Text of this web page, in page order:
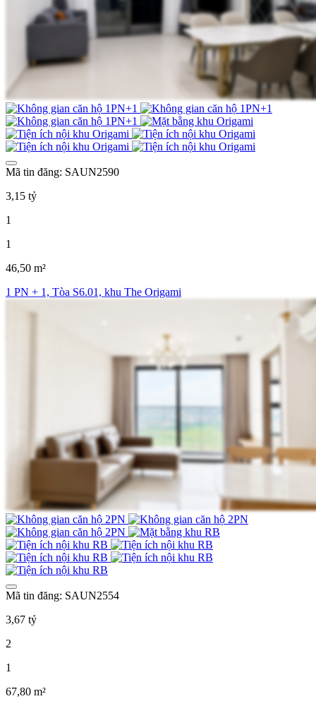
Mã tin đăng: SAUN2590
3,15 tỷ
1
1
46,50 m²
1 PN + 1, Tòa S6.01, khu The Origami
Mã tin đăng: SAUN2554
3,67 tỷ
2
1
67,80 m²